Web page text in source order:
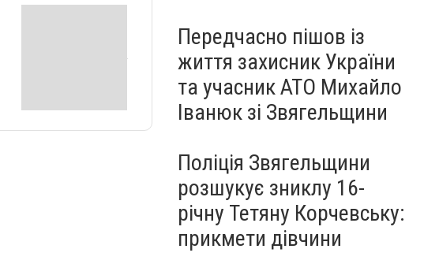
Передчасно пішов із
життя захисник України
та учасник АТО Михайло
Іванюк зі Звягельщини
Поліція Звягельщини
розшукує зниклу 16-
річну Тетяну Корчевську:
прикмети дівчини